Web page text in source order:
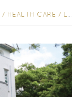
/ HEALTH CARE / LIFESTYLE